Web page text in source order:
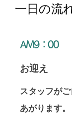
一日の流
​AM9：00
​お迎え
スタッフが
あがります。